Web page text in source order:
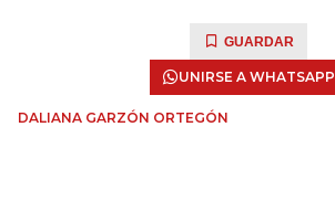
GUARDAR
UNIRSE A WHATSAPP
DALIANA GARZÓN ORTEGÓN